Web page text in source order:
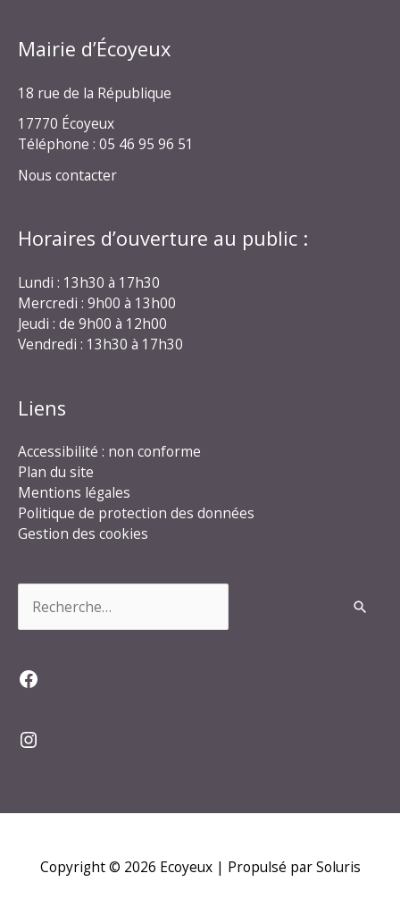
Mairie d’Écoyeux
18 rue de la République
17770 Écoyeux
Téléphone : 05 46 95 96 51
Nous contacter
Horaires d’ouverture au public :
Lundi : 13h30 à 17h30
Mercredi : 9h00 à 13h00
Jeudi : de 9h00 à 12h00
Vendredi : 13h30 à 17h30
Liens
Accessibilité : non conforme
Plan du site
Mentions légales
Politique de protection des données
Gestion des cookies
Facebook
Instagram
Copyright © 2026 Ecoyeux| Propulsé par Soluris